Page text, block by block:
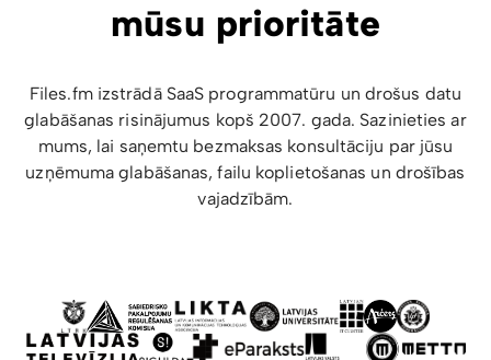
mūsu prioritāte
Files.fm izstrādā SaaS programmatūru un drošus datu
glabāšanas risinājumus kopš 2007. gada. Sazinieties ar
mums, lai saņemtu bezmaksas konsultāciju par jūsu
uzņēmuma glabāšanas, failu koplietošanas un drošības
vajadzībām.